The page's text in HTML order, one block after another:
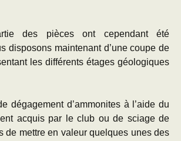
des pièces ont cependant été
disposons maintenant d’une coupe de
les différents étages géologiques
dégagement d’ammonites à l’aide du
acquis par le club ou de sciage de
de mettre en valeur quelques unes des